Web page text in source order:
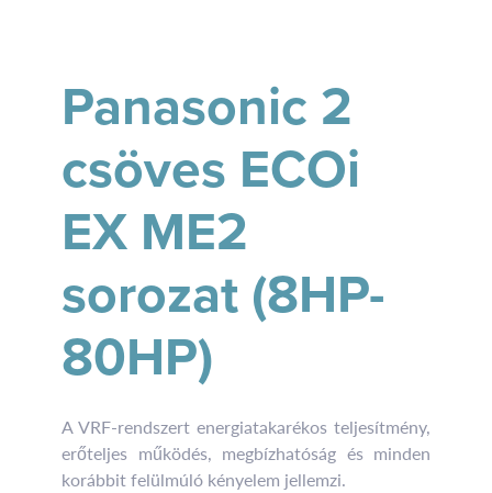
Panasonic 2
csöves ECOi
EX ME2
sorozat (8HP-
80HP)
A VRF-rendszert energiatakarékos teljesítmény,
erőteljes működés, megbízhatóság és minden
korábbit felülmúló kényelem jellemzi.